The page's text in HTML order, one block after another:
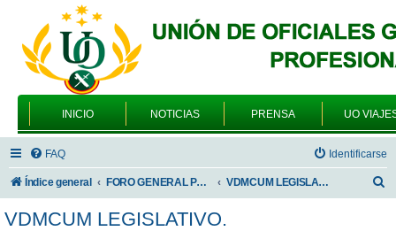
INICIO NOTICIAS PRENSA UO
FAQ Identificarse
Índice general FORO GENERAL PARA TODOS LOS USUARIOS VDMCUM LEGISLATIVO.
VDMCUM LEGISLATIVO.